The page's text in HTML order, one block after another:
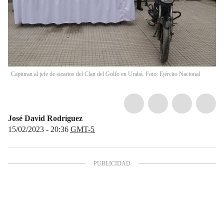
Capturan al jefe de sicarios del Clan del Golfo en Urabá. Foto: Ejército Nacional
José David Rodríguez
15/02/2023 - 20:36 GMT-5